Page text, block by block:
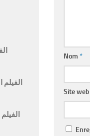
Nom *
Site web